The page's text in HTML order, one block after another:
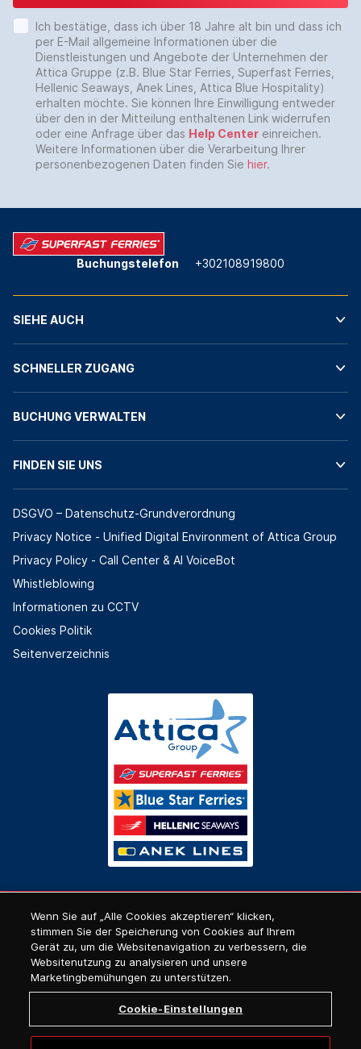
Ich bestätige, dass ich über 18 Jahre alt bin und dass ich
per E-Mail allgemeine Informationen über die
Dienstleistungen und Angebote der Unternehmen der
Attica Gruppe (z.B. Blue Star Ferries, Superfast Ferries,
Hellenic Seaways, Anek Lines, Attica Blue Hospitality)
erhalten möchte. Sie können Ihre Einwilligung entweder
über den in der Mitteilung enthaltenen Link widerrufen
oder eine Anfrage über das Help Center einreichen.
Weitere Informationen über die Verarbeitung Ihrer
personenbezogenen Daten finden Sie hier.
Buchungstelefon +302108919800
SIEHE AUCH
SCHNELLER ZUGANG
BUCHUNG VERWALTEN
FINDEN SIE UNS
DSGVO – Datenschutz-Grundverordnung
Privacy Notice - Unified Digital Environment of Attica Group
Privacy Policy - Call Center & ΑΙ VoiceBot
Whistleblowing
Informationen zu CCTV
Cookies Politik
Seitenverzeichnis
Wenn Sie auf „Alle Cookies akzeptieren“ klicken,
stimmen Sie der Speicherung von Cookies auf Ihrem
Gerät zu, um die Websitenavigation zu verbessern, die
Websitenutzung zu analysieren und unsere
Marketingbemühungen zu unterstützen.
Cookie-Einstellungen